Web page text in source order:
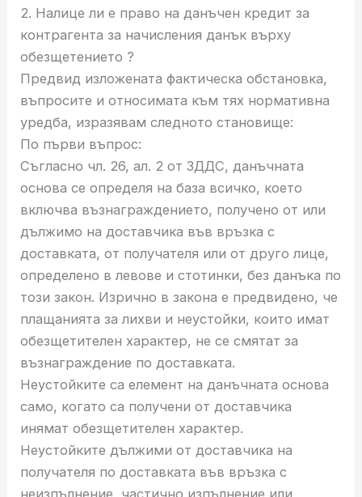
2. Налице ли е право на данъчен кредит за
контрагента за начисления данък върху
обезщетението ?
Предвид изложената фактическа обстановка,
въпросите и относимата към тях нормативна
уредба, изразявам следното становище:
По първи въпрос:
Съгласно чл. 26, ал. 2 от ЗДДС, данъчната
основа се определя на база всичко, което
включва възнаграждението, получено от или
дължимо на доставчика във връзка с
доставката, от получателя или от друго лице,
определено в левове и стотинки, без данъка по
този закон. Изрично в закона е предвидено, че
плащанията за лихви и неустойки, които имат
обезщетителен характер, не се смятат за
възнаграждение по доставката.
Неустойките са елемент на данъчната основа
само, когато са получени от доставчика
инямат обезщетителен характер.
Неустойките дължими от доставчика на
получателя по доставката във връзка с
неизпълнение, частично изпълнение или